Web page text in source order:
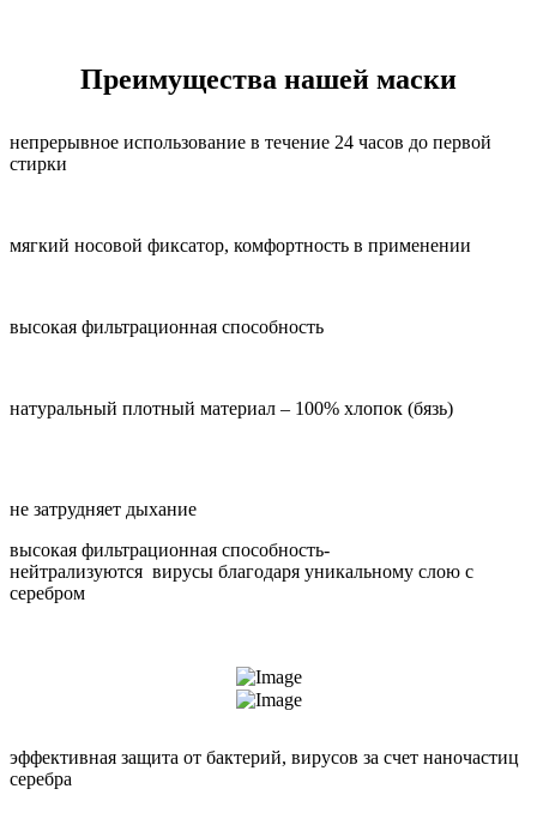
Преимущества нашей маски
непрерывное использование в течение 24 часов до первой
стирки
мягкий носовой фиксатор, комфортность в применении
высокая фильтрационная способность
натуральный плотный материал – 100% хлопок (бязь)
не затрудняет дыхание
высокая фильтрационная способность-
нейтрализуются вирусы благодаря уникальному слою с
серебром
эффективная защита от бактерий, вирусов за счет наночастиц
серебра